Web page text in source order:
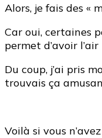
Alors, je fais des «
Car oui, certaines
permet d’avoir
Du coup, j’ai pris
trouvais ça
Voilà si vous